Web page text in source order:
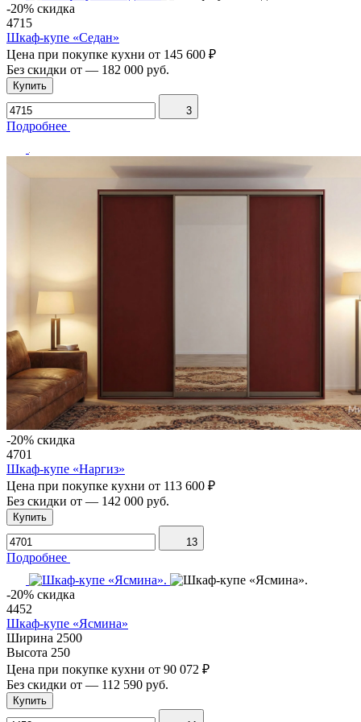
-20% скидка
4715
Шкаф-купе «Седан»
Цена при покупке кухни от 145 600 ₽
Без скидки от — 182 000 руб.
Купить
3
Подробнее
-20% скидка
4701
Шкаф-купе «Наргиз»
Цена при покупке кухни от 113 600 ₽
Без скидки от — 142 000 руб.
Купить
13
Подробнее
-20% скидка
4452
Шкаф-купе «Ясмина»
Ширина 2500
Высота 250
Цена при покупке кухни от 90 072 ₽
Без скидки от — 112 590 руб.
Купить